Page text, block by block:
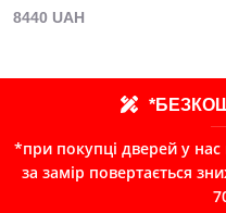
8440 UAH
*при покупці дверей у
за замір повертається